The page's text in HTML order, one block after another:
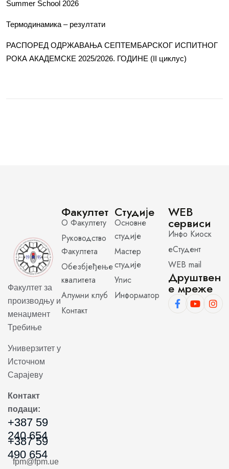
Summer School 2026
Термодинамика – резултати
РАСПОРЕД ОДРЖАВАЊА СЕПТЕМБАРСКОГ ИСПИТНОГ
РОКА АКАДЕМСКЕ 2025/2026. ГОДИНЕ (II циклус)
Факултет за
производњу и
менаџмент
Требиње
Универзитет у
Источном
Сарајеву
Контакт
подаци:
+387 59
240 654
+387 59
490 654
fpm@fpm.ue
Факултет
О Факултету
Руководство
Факултета
Обезбјеђење
квалитета
Алумни клуб
Контакт
Студије
Основне
студије
Мастер
студије
Упис
Информатор
WEB
сервиси
Инфо Киоск
еСтудент
WEB mail
Друштвен
е мреже